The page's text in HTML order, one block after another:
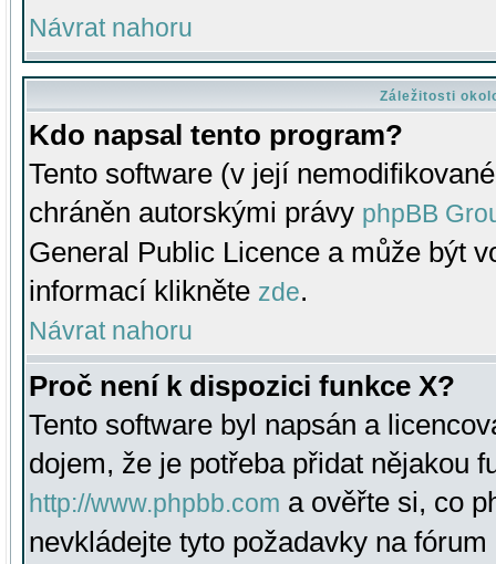
Návrat nahoru
Záležitosti
Kdo napsal tento program?
Tento software (v její
chráněn autorskými právy phpBB
General Public Licence a může být
informací klikněte zde.
Návrat nahoru
Proč není k dispozici funkce X?
Tento software byl napsán a
dojem, že je potřeba přidat nějakou
http://www.phpbb.com a ověřte si, co
nevkládejte tyto požadavky na